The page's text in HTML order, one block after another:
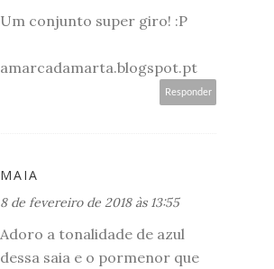
Um conjunto super giro! :P
amarcadamarta.blogspot.pt
Responder
MAIA
8 de fevereiro de 2018 às 13:55
Adoro a tonalidade de azul
dessa saia e o pormenor que